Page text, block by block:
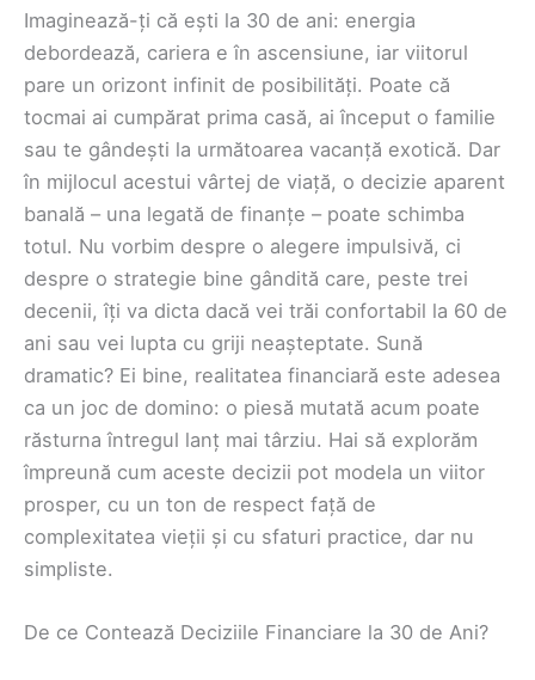
Imaginează-ți că ești la 30 de ani: energia
debordează, cariera e în ascensiune, iar viitorul
pare un orizont infinit de posibilități. Poate că
tocmai ai cumpărat prima casă, ai început o familie
sau te gândești la următoarea vacanță exotică. Dar
în mijlocul acestui vârtej de viață, o decizie aparent
banală – una legată de finanțe – poate schimba
totul. Nu vorbim despre o alegere impulsivă, ci
despre o strategie bine gândită care, peste trei
decenii, îți va dicta dacă vei trăi confortabil la 60 de
ani sau vei lupta cu griji neașteptate. Sună
dramatic? Ei bine, realitatea financiară este adesea
ca un joc de domino: o piesă mutată acum poate
răsturna întregul lanț mai târziu. Hai să explorăm
împreună cum aceste decizii pot modela un viitor
prosper, cu un ton de respect față de
complexitatea vieții și cu sfaturi practice, dar nu
simpliste.
De ce Contează Deciziile Financiare la 30 de Ani?